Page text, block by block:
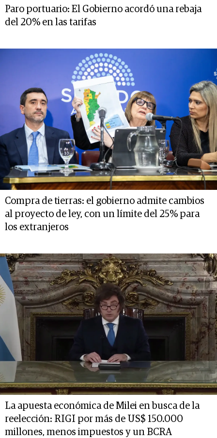
Paro portuario: El Gobierno acordó una rebaja
del 20% en las tarifas
Compra de tierras: el gobierno admite cambios
al proyecto de ley, con un límite del 25% para
los extranjeros
La apuesta económica de Milei en busca de la
reelección: RIGI por más de US$ 150.000
millones, menos impuestos y un BCRA